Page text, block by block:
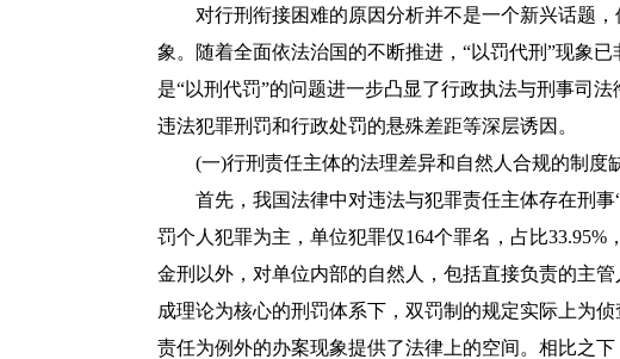
对行刑衔接困难的原因分析并不是一个新兴话题，
象。随着全面依法治国的不断推进，“以罚代刑”现象
是“以刑代罚”的问题进一步凸显了行政执法与刑事司
违法犯罪刑罚和行政处罚的悬殊差距等深层诱因。
(一)行刑责任主体的法理差异和自然人合规的制度
首先，我国法律中对违法与犯罪责任主体存在刑事“
罚个人犯罪为主，单位犯罪仅164个罪名，占比
金刑以外，对单位内部的自然人，包括直接负责的主
成理论为核心的刑罚体系下，双罚制的规定实际上为
责任为例外的办案现象提供了法律上的空间。相比之